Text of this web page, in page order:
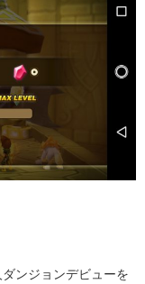
ンジョンデビューを